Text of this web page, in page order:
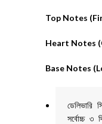
Top Notes
Heart Notes
Base Notes
ডেলিভারি
সর্বোচ্চ ৩